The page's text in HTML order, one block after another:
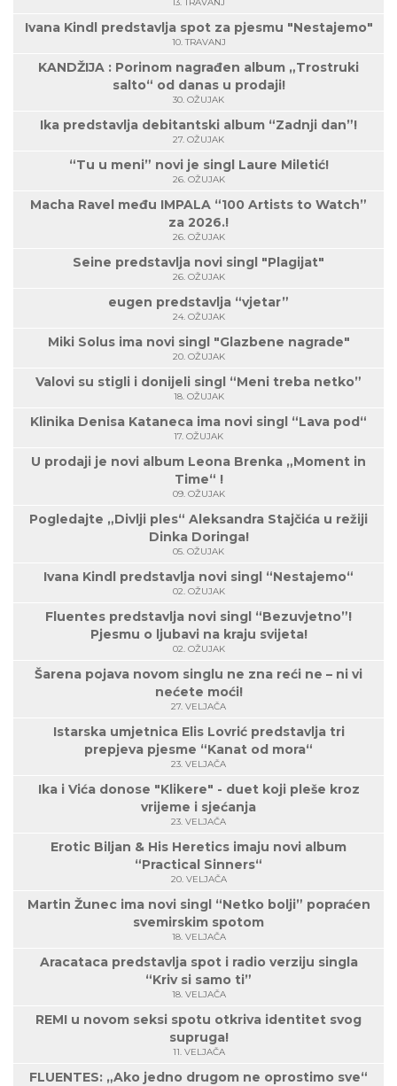
Ivana Kindl predstavlja spot za pjesmu "Nestajemo"
10. TRAVANJ
KANDŽIJA : Porinom nagrađen album „Trostruki
salto“ od danas u prodaji!
30. OŽUJAK
Ika predstavlja debitantski album “Zadnji dan”!
27. OŽUJAK
“Tu u meni” novi je singl Laure Miletić!
26. OŽUJAK
Macha Ravel među IMPALA “100 Artists to Watch”
za 2026.!
26. OŽUJAK
Seine predstavlja novi singl "Plagijat"
26. OŽUJAK
eugen predstavlja “vjetar”
24. OŽUJAK
Miki Solus ima novi singl "Glazbene nagrade"
20. OŽUJAK
Valovi su stigli i donijeli singl “Meni treba netko”
18. OŽUJAK
Klinika Denisa Kataneca ima novi singl “Lava pod“
17. OŽUJAK
U prodaji je novi album Leona Brenka „Moment in
Time“ !
09. OŽUJAK
Pogledajte „Divlji ples“ Aleksandra Stajčića u režiji
Dinka Doringa!
05. OŽUJAK
Ivana Kindl predstavlja novi singl “Nestajemo“
02. OŽUJAK
Fluentes predstavlja novi singl “Bezuvjetno”!
Pjesmu o ljubavi na kraju svijeta!
02. OŽUJAK
Šarena pojava novom singlu ne zna reći ne – ni vi
nećete moći!
27. VELJAČA
Istarska umjetnica Elis Lovrić predstavlja tri
prepjeva pjesme “Kanat od mora“
23. VELJAČA
Ika i Vića donose "Klikere" - duet koji pleše kroz
vrijeme i sjećanja
23. VELJAČA
Erotic Biljan & His Heretics imaju novi album
“Practical Sinners“
20. VELJAČA
Martin Žunec ima novi singl “Netko bolji” popraćen
svemirskim spotom
18. VELJAČA
Aracataca predstavlja spot i radio verziju singla
“Kriv si samo ti”
18. VELJAČA
REMI u novom seksi spotu otkriva identitet svog
supruga!
11. VELJAČA
FLUENTES: „Ako jedno drugom ne oprostimo sve“